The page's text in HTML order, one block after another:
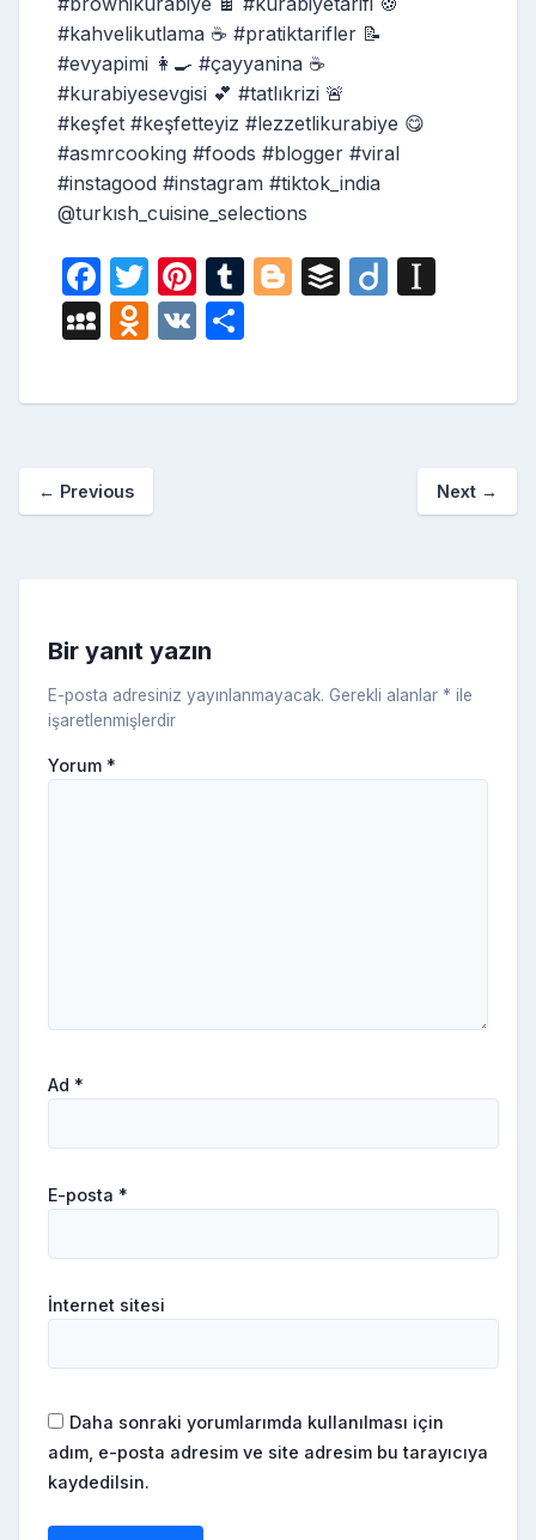
#kahvelikutlama ☕ #pratiktarifler 📝
#evyapimi 👩‍🍳 #çayyanina ☕
#kurabiyesevgisi 💕 #tatlıkrizi 🚨
#keşfet #keşfetteyiz #lezzetlikurabiye 😋
#asmrcooking #foods #blogger #viral
#instagood #instagram #tiktok_india
@turkısh_cuisine_selections
F
a
c
e
o
T
w
itt
er
Pi
nt
er
e
T
bl
Bl
g
B
r
Di
p
er
M
S
a
c
O
n
a
ki
V
ar
← Previous Next →
Bir yanıt yazın
E-posta adresiniz yayınlanmayacak. Gerekli alanlar * ile
işaretlenmişlerdir
Yorum *
Ad *
E-posta *
İnternet sitesi
Daha sonraki yorumlarımda kullanılması için
adım, e-posta adresim ve site adresim bu tarayıcıya
kaydedilsin.